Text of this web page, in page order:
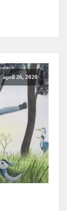
april 26, 2020